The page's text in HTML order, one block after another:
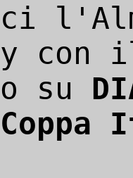
con
su